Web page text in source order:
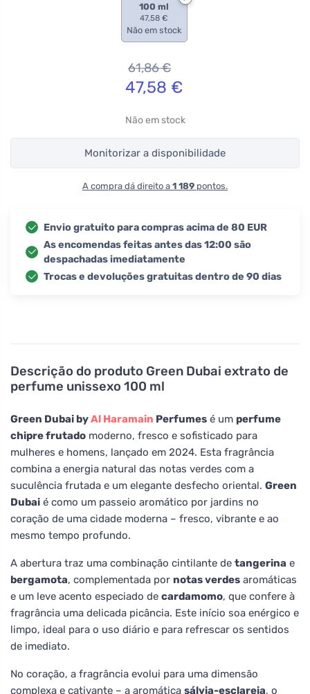
Descrição do produto Green Dubai extrato de
perfume unissexo 100 ml
Green Dubai byAl Haramain Perfumes é um perfume
chipre frutado moderno, fresco e sofisticado para
mulheres e homens, lançado em 2024. Esta fragrância
combina a energia natural das notas verdes com a
suculência frutada e um elegante desfecho oriental. Green
Dubai é como um passeio aromático por jardins no
coração de uma cidade moderna – fresco, vibrante e ao
mesmo tempo profundo.
A abertura traz uma combinação cintilante de tangerina e
bergamota, complementada por notas verdes aromáticas
e um leve acento especiado de cardamomo, que confere à
fragrância uma delicada picância. Este início soa enérgico e
limpo, ideal para o uso diário e para refrescar os sentidos
de imediato.
No coração, a fragrância evolui para uma dimensão
complexa e cativante – a aromática sálvia-esclareia, o
100 ml
47,58 €
Não em stock
61,86€
47,58 €
Não em stock
Monitorizar a disponibilidade
A compra dá direito a 1 189 pontos.
Envio gratuito para compras acima de 80 EUR
As encomendas feitas antes das 12:00 são
despachadas imediatamente
Trocas e devoluções gratuitas dentro de 90 dias